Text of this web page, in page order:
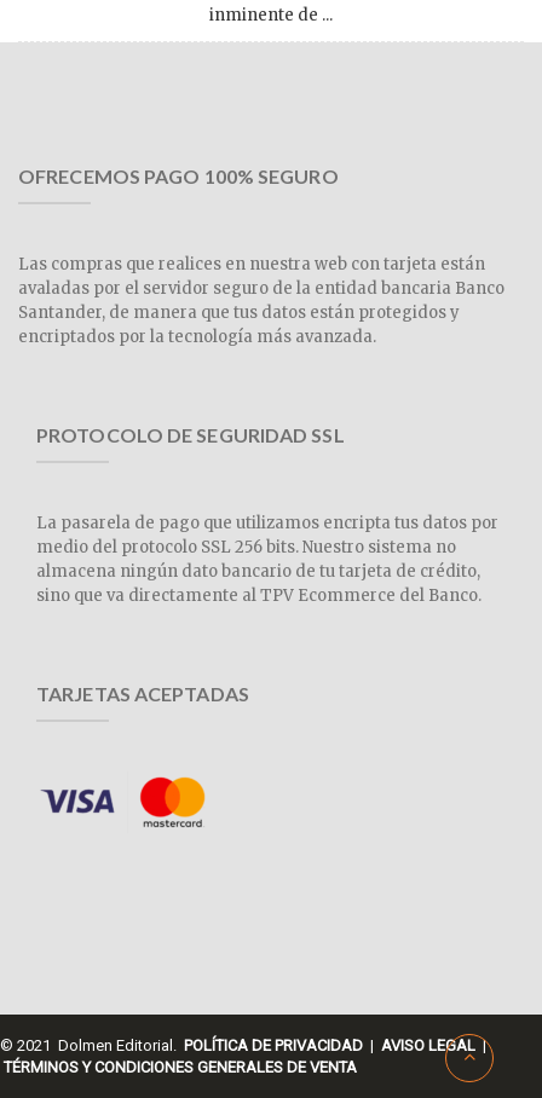
inminente de ...
OFRECEMOS PAGO 100% SEGURO
Las compras que realices en nuestra web con tarjeta están
avaladas por el servidor seguro de la entidad bancaria Banco
Santander, de manera que tus datos están protegidos y
encriptados por la tecnología más avanzada.
PROTOCOLO DE SEGURIDAD SSL
La pasarela de pago que utilizamos encripta tus datos por
medio del protocolo SSL 256 bits. Nuestro sistema no
almacena ningún dato bancario de tu tarjeta de crédito,
sino que va directamente al TPV Ecommerce del Banco.
TARJETAS ACEPTADAS
© 2021 Dolmen Editorial. POLÍTICA DE PRIVACIDAD | AVISO LEGAL |
TÉRMINOS Y CONDICIONES GENERALES DE VENTA